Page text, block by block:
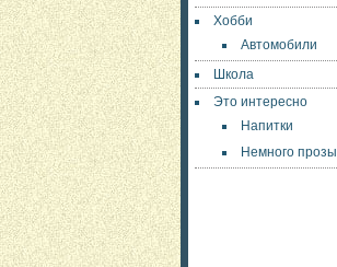
Хобби
Автомобили
Школа
Это интересно
Напитки
Немного прозы